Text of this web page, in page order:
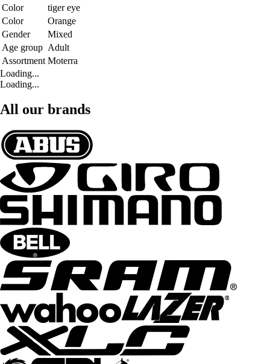
Color
tiger eye
Color
Orange
Gender
Mixed
Age group Adult
Assortment Moterra
Loading...
Loading...
All our brands